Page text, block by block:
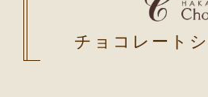
チョコレート